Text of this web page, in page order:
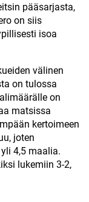
pääsarjasta,
on siis
isoa
välinen
on tulossa
on
matsissa
kertoimeen
joten
4,5 maalia.
lukemiin 3-2,